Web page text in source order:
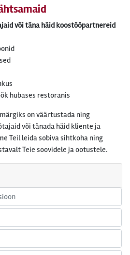
või täna häid koostööpartnereid
hubases restoranis
on väärtustada ning
või tänada häid kliente ja
Teil leida sobiva sihtkoha ning
Teie soovidele ja ootustele.